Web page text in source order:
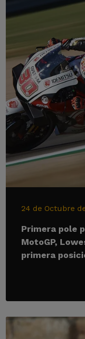
24 de Octubre
Primera pole
MotoGP,
primera